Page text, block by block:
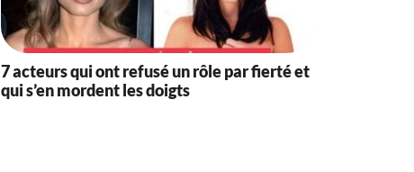
7 acteurs qui ont refusé un rôle par fierté et
qui s’en mordent les doigts